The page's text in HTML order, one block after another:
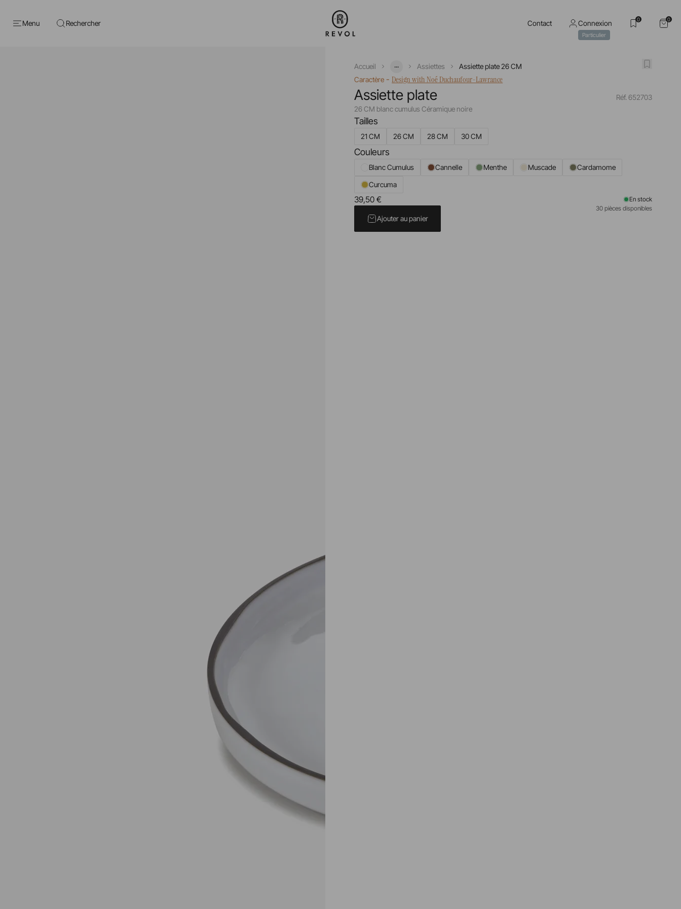
Menu Rechercher Contact Connexion
Particulier
0 0
Accueil ... Assiettes
Assiette plate 26 CM
Caractère -Design with Noé Duchaufour-Lawrance
Assiette plate
26 CM blanc cumulus Céramique noire
Réf. 652703
Tailles
21 CM 26 CM 28 CM 30 CM
Couleurs
Blanc Cumulus Cannelle Menthe Muscade
Cardamome
Curcuma
39,50 €
En stock
30 pièces disponibles
Ajouter au panier